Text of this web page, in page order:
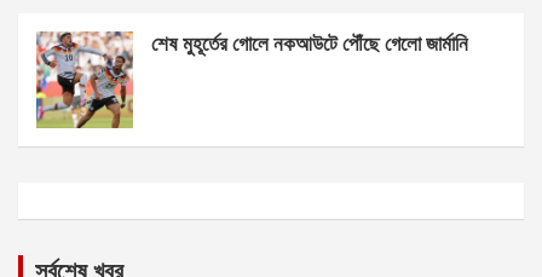
শেষ মুহূর্তের গোলে নকআউটে পৌঁছে গেলো জার্মানি
সর্বশেষ খবর